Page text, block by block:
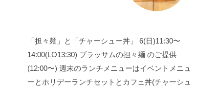
「担々麺」と「チャーシュー丼」 6(日)11:30〜
14:00(LO13:30) ブラッサムの担々麺 のご提供
(12:00〜) 週末のランチメニューはイベントメニュ
ーとホリデーランチセットとカフェ丼(チャーシュ